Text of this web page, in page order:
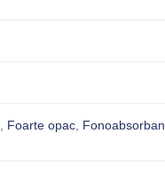
Foarte opac,